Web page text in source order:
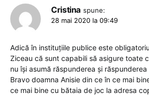
Cristina spune:
28 mai 2020 la 09:49
Adică în instituțiile publice este
Ziceau că sunt capabili să asigure toate
nu își asumă răspunderea și
Bravo doamna Anisie din ce în ce mai
ce mai bine cu bătaia de joc la adresa